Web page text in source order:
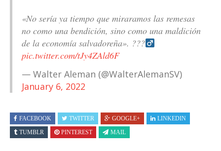
«No sería ya tiempo que miraramos las remesas
no como una bendición, sino como una maldición
de la economía salvadoreña». ???‍
pic.twitter.com/tJy4ZAld6F
— Walter Aleman (@WalterAlemanSV)
January 6, 2022
FACEBOOK TWITTER GOOGLE+
LINKEDIN
TUMBLR
PINTEREST MAIL